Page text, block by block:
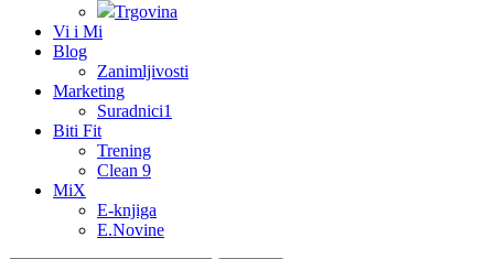
Trgovina
Vi i Mi
Blog
Zanimljivosti
Marketing
Suradnici1
Biti Fit
Trening
Clean 9
MiX
E-knjiga
E.Novine